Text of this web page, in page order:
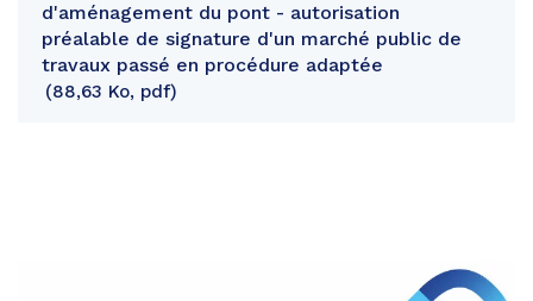
d'aménagement du pont - autorisation
préalable de signature d'un marché public de
travaux passé en procédure adaptée
88,63 Ko, pdf